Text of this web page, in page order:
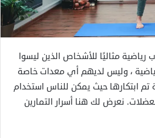
رياضية مثاليًا للأشخاص الذين ليسوا
، وليس لديهم أي معدات خاصة
ابتكارها حيث يمكن للناس استخدام
نعرض لك هنا أسرار التمارين